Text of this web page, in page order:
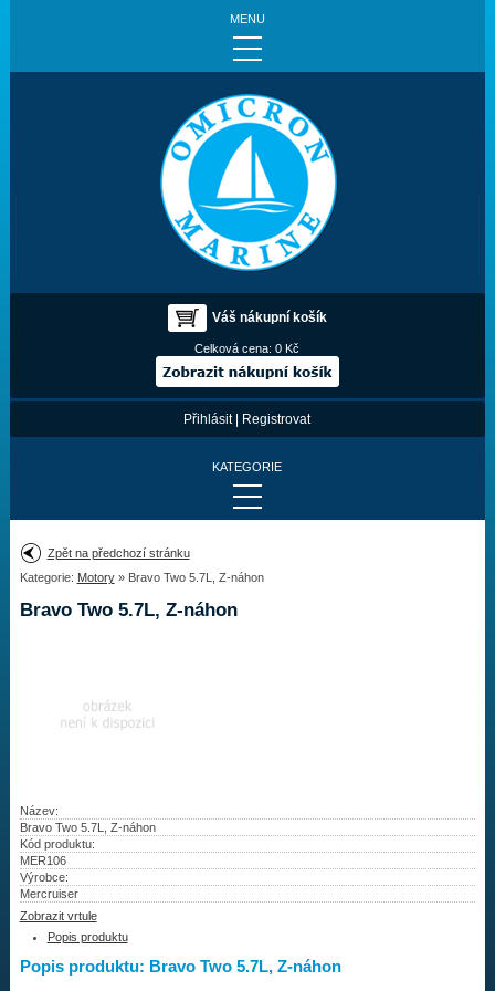
MENU
Váš nákupní košík
Celková cena:0 Kč
Přihlásit| Registrovat
KATEGORIE
Provedení:
Výrobce:
Najít vrtuli
Vrtule
Redukční pouzdra XHS
Kontakty
Aktuality
Zpět na předchozí stránku
Kategorie: Motory» Bravo Two 5.7L, Z-náhon
Bravo Two 5.7L, Z-náhon
Název:
Bravo Two 5.7L, Z-náhon
Kód produktu:
MER106
Výrobce:
Mercruiser
Zobrazit vrtule
Popis produktu
Popis produktu: Bravo Two 5.7L, Z-náhon